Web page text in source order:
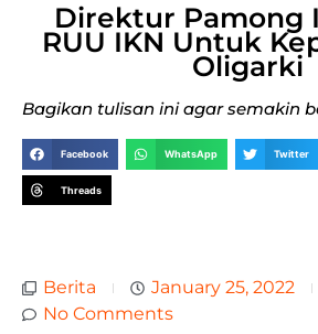
Direktur Pamong
RUU IKN Untuk
Oligarki
Bagikan tulisan ini agar semakin
Facebook WhatsApp Twitter
Threads
Berita
January 25, 2022
No Comments